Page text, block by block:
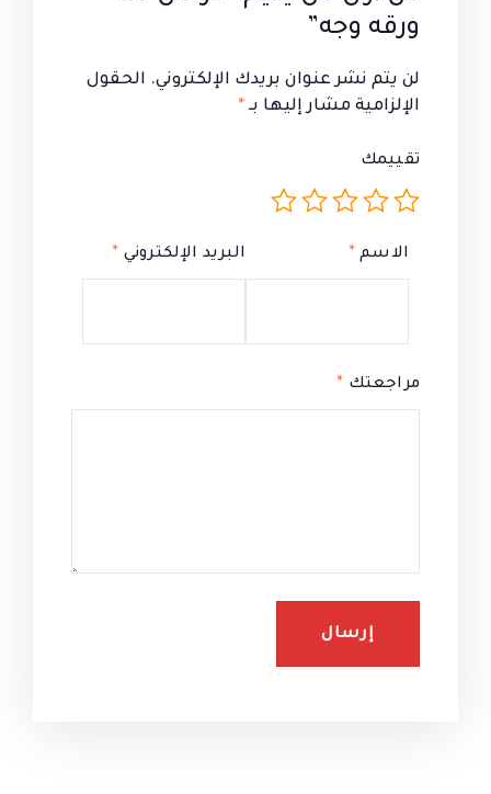
ورقه وجه”
لن يتم نشر عنوان بريدك الإلكتروني. الحقول
الإلزامية مشار إليها بـ *
تقييمك
مراجعتك *
الاسم * البريد الإلكتروني *